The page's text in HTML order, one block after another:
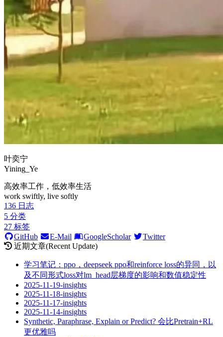
叶奕宁
Yining_Ye
高效率工作，低效率生活
work swiftly, live softly
136 日志
5 分类
27 标签
GitHub
E-Mail GoogleScholar
Twitter
近期文章(Recent Update)
学习笔记：ppo，deepseek ppo和reinforce loss的异同，以
及不同形式loss对lm_head层梯度的影响和数值稳定性
2025-11-19-insights
2025-11-18-insights
2025-11-17-insights
2025-11-14-insights
Synthetic, Paraphrase, Explain or Predict? 会比Pretrain+RL
更优雅吗